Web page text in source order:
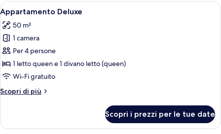
Apri
tutte
le
foto
per
Appartamento
Deluxe
Una camera d'albergo con un letto,
5
Appartamento Deluxe
50 m²
1 camera
Per 4 persone
1 letto queen e 1 divano letto (queen)
Wi-Fi gratuito
Scopri di più
Altri
Deluxe
Scopri i prezzi per le tue date